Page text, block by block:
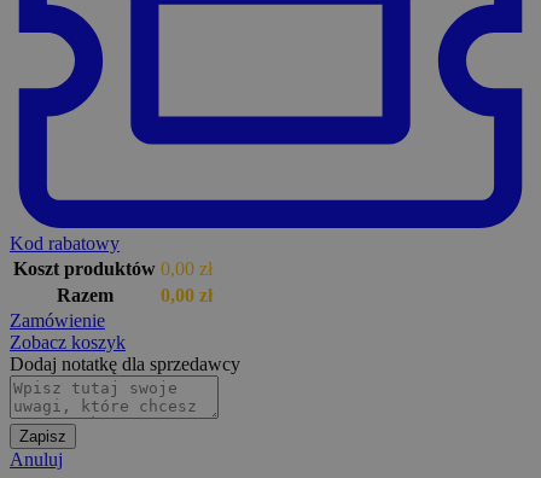
Kod rabatowy
Koszt produktów 0,00 zł
Razem
0,00 zł
Zamówienie
Zobacz koszyk
Dodaj notatkę dla sprzedawcy
Zapisz
Anuluj